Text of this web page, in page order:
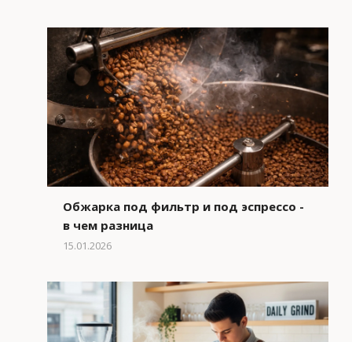
Обжарка под фильтр и под эспрессо -
в чем разница
15.01.2026